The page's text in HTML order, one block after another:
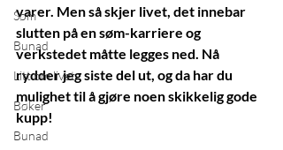
Søm
Bunad
Litt om livet
Bøker
Bunad
varer. Men så skjer livet, det innebar
slutten på en søm-karriere og
verkstedet måtte legges ned. Nå
rydder jeg siste del ut, og da har du
mulighet til å gjøre noen skikkelig gode
kupp!